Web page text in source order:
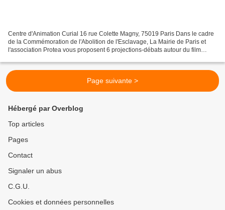
Centre d'Animation Curial 16 rue Colette Magny, 75019 Paris Dans le cadre
de la Commémoration de l'Abolition de l'Esclavage, La Mairie de Paris et
l'association Protea vous proposent 6 projections-débats autour du film
Page suivante >
Hébergé par Overblog
Top articles
Pages
Contact
Signaler un abus
C.G.U.
Cookies et données personnelles